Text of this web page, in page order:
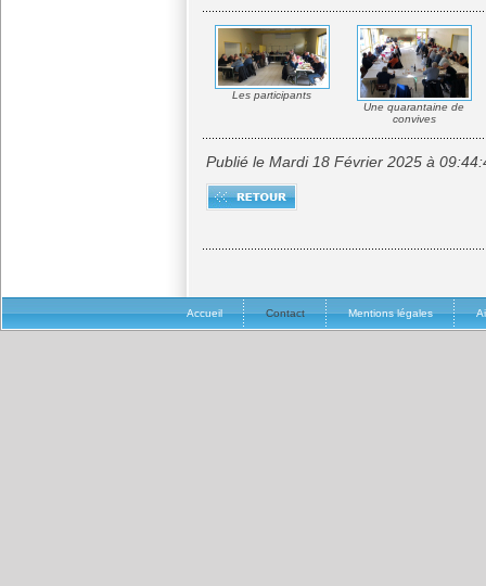
Les participants
Une quarantaine de
convives
Publié le Mardi 18 Février 2025 à
Accueil Contact Mentions légales